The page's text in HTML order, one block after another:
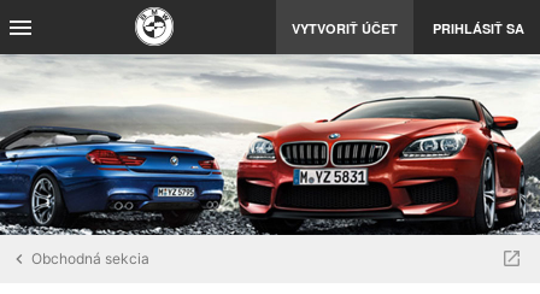
VYTVORIŤ ÚČET PRIHLÁSIŤ SA
Obchodná sekcia